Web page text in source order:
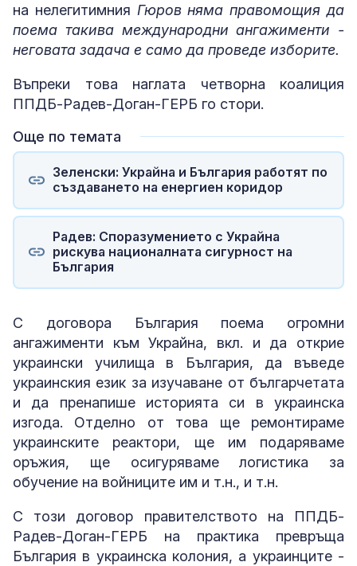
на нелегитимния Гюров няма правомощия да
поема такива международни ангажименти -
неговата задача е само да проведе изборите.
Въпреки това наглата четворна коалиция
ППДБ-Радев-Доган-ГЕРБ го стори.
Още по темата
Зеленски: Украйна и България работят по
създаването на енергиен коридор
Радев: Споразумението с Украйна
рискува националната сигурност на
България
С договора България поема огромни
ангажименти към Украйна, вкл. и да открие
украински училища в България, да въведе
украинския език за изучаване от българчетата
и да пренапише историята си в украинска
изгода. Отделно от това ще ремонтираме
украинските реактори, ще им подаряваме
оръжия, ще осигуряваме логистика за
обучение на войниците им и т.н., и т.н.
С този договор правителството на ППДБ-
Радев-Доган-ГЕРБ на практика превръща
България в украинска колония, а украинците -